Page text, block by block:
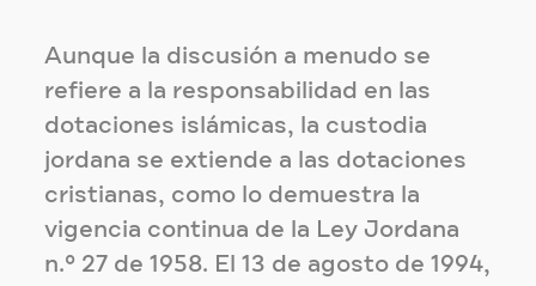
Aunque la discusión a menudo se
refiere a la responsabilidad en las
dotaciones islámicas, la custodia
jordana se extiende a las dotaciones
cristianas, como lo demuestra la
vigencia continua de la Ley Jordana
n.º 27 de 1958. El 13 de agosto de 1994,